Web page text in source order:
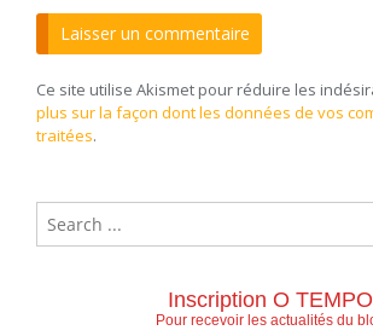
Ce site utilise Akismet pour réduire les
plus sur la façon dont les données de vos
traitées.
Inscription O TEMPO
Pour recevoir les actualités du